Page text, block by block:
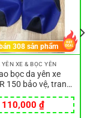
YÊN XE & BỌC YÊN
bọc da yên xe
150 bảo vệ, trang
110,000 ₫
308 sản phẩm